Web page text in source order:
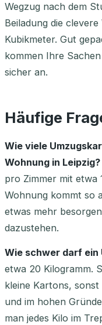
Wegzug nach dem
Beiladung die
Kubikmeter. Gut
kommen Ihre
sicher an.
Häufige
Wie viele
Wohnung in Leipzig?
pro Zimmer mit etwa
Wohnung kommt so
etwas mehr
dazustehen.
Wie schwer darf ein
etwa 20 Kilogramm.
kleine Kartons,
und im hohen
man jedes Kilo im